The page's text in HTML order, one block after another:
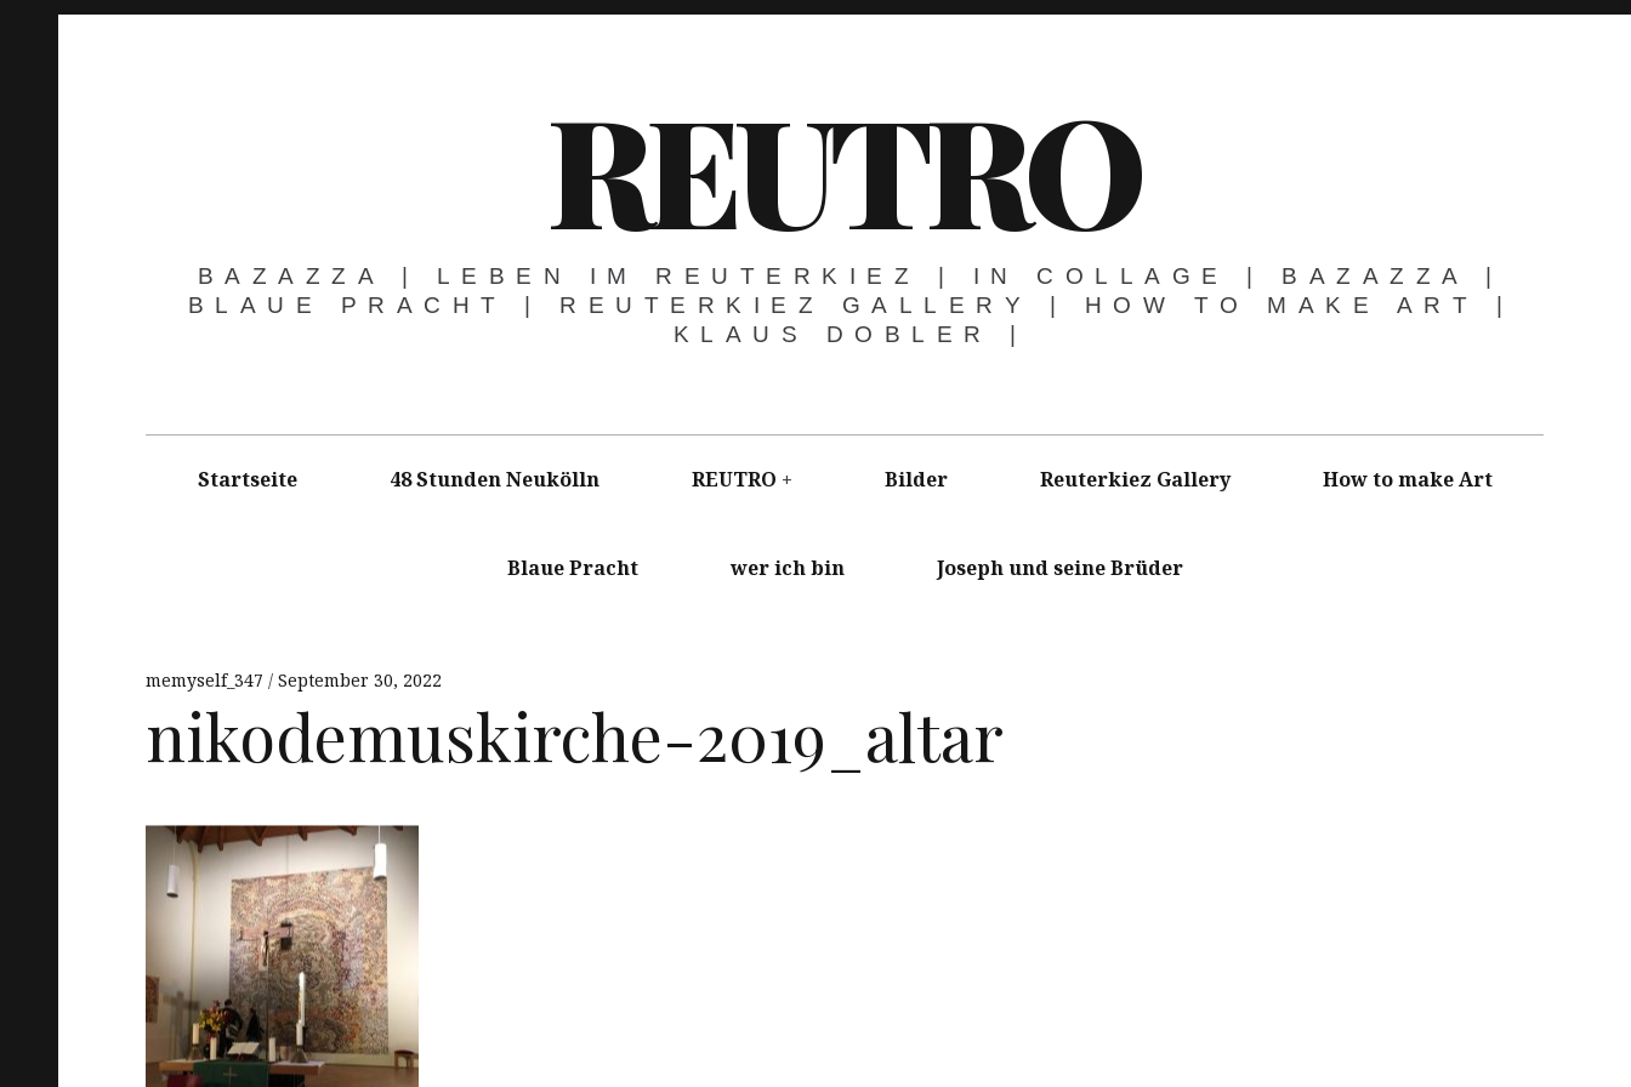
REUTRO
BAZAZZA | LEBEN IM REUTERKIEZ | IN COLLAGE | BAZAZZA |
BLAUE PRACHT | REUTERKIEZ GALLERY | HOW TO MAKE ART |
KLAUS DOBLER |
Startseite 48 Stunden Neukölln REUTRO Bilder Reuterkiez Gallery How to make Art
Blaue Pracht wer ich bin Joseph und seine Brüder
memyself_347 September 30, 2022
nikodemuskirche-2019_altar